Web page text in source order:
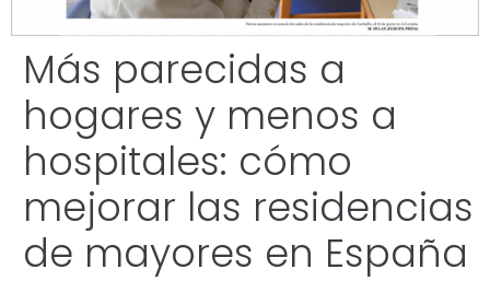
Más parecidas a
hogares y menos a
hospitales: cómo
mejorar las residencias
de mayores en España